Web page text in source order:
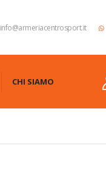
info@armeriacentrosport.it
CHI SIAMO